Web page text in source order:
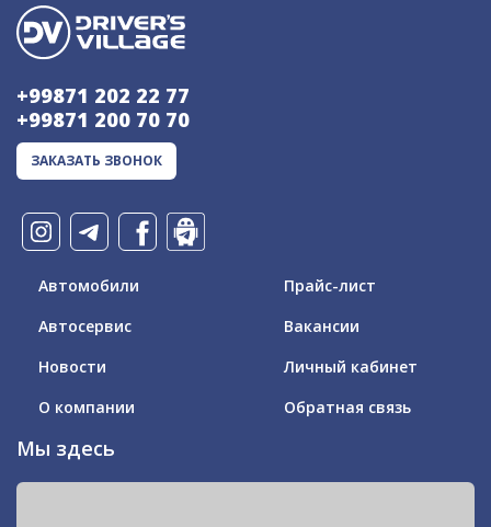
+99871 202 22 77
+99871 200 70 70
ЗАКАЗАТЬ ЗВОНОК
Автомобили
Автосервис
Новости
О компании
Прайс-лист
Вакансии
Личный кабинет
Обратная связь
Мы здесь